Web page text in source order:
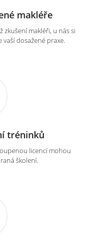
makléře
zkušení makléři, u nás si
dosažené praxe.
tréninků
licencí mohou
školení.